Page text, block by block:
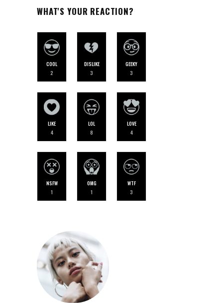
WHAT'S YOUR REACTION?
COOL
2
DISLIKE
3
GEEKY
3
LIKE
4
LOL
8
LOVE
4
NSFW
1
OMG
1
WTF
3